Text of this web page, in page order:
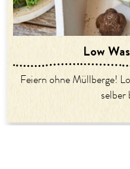
Low
Feiern ohne Müllberge!
selber